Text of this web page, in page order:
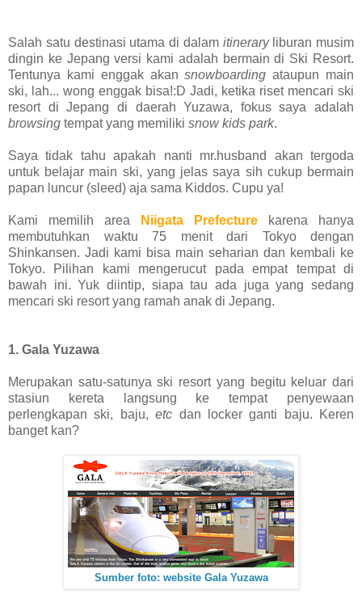
Salah satu destinasi utama di dalam itineraryliburan musim
dingin ke Jepang versi kami adalah bermain di Ski Resort.
Tentunya kami enggak akansnowboarding ataupun main
ski, lah... wong enggak bisa!:D Jadi, ketika riset mencari ski
resort di Jepang di daerah Yuzawa, fokus saya adalah
browsing tempat yang memiliki snow kids park.
Saya tidak tahu apakah nanti mr.husband akan tergoda
untuk belajar main ski, yang jelas saya sih cukup bermain
papan luncur (sleed) aja sama Kiddos. Cupu ya!
Kami memilih area Niigata Prefecture karena hanya
membutuhkan waktu 75 menit dari Tokyo dengan
Shinkansen. Jadi kami bisa main seharian dan kembali ke
Tokyo. Pilihan kami mengerucut pada empat tempat di
bawah ini. Yuk diintip, siapa tau ada juga yang sedang
mencari ski resort yang ramah anak di Jepang.
1. Gala Yuzawa
Merupakan satu-satunya ski resort yang begitu keluar dari
stasiun kereta langsung ke tempat penyewaan
perlengkapan ski, baju,etc dan locker ganti baju. Keren
banget kan?
Sumber foto: website Gala Yuzawa